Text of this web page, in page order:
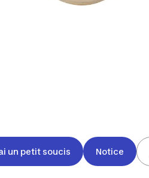
un petit soucis Notice